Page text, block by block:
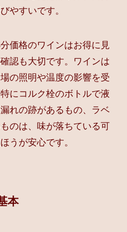
やすいです。
価格のワインはお得に見
認も大切です。ワインは
の照明や温度の影響を受
にコルク栓のボトルで液
れの跡があるもの、ラベ
のは、味が落ちている可
うが安心です。
本